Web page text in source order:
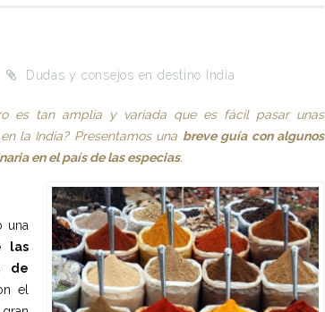
Dudas y consejos en destino India
es tan amplia y variada que es fácil pasar unas
la India? Presentamos una breve guía con algunos
en el país de las especias.
una
las
de
el